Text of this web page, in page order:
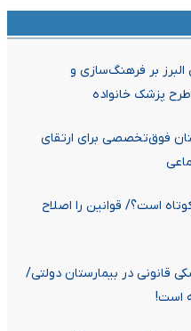
البرز بر فرهنگ‌سازی و
پزشک خانواده
فوق‌تخصصی برای ارتقای
است؟/ قوانین را اصلاح
قانونی در بیمارستان دولتی/
است!